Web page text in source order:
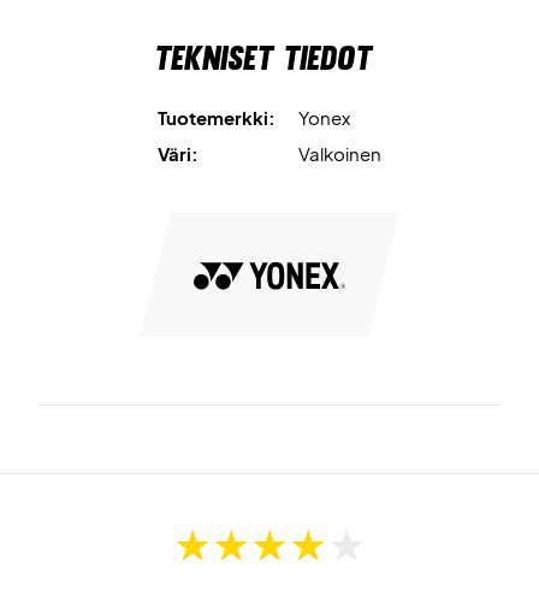
Tekniset tiedot
Tuotemerkki:
Yonex
Väri:
Valkoinen